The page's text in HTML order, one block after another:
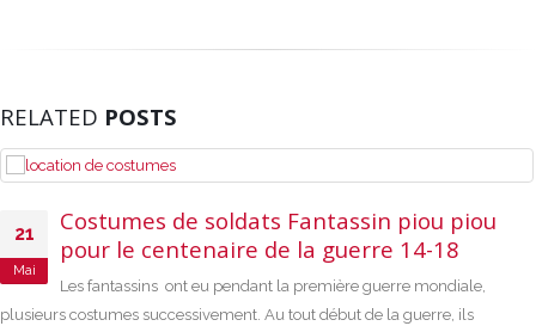
RELATED POSTS
21
Mai
Costumes de soldats Fantassin piou piou
pour le centenaire de la guerre 14-18
Les fantassins ont eu pendant la première guerre mondiale,
plusieurs costumes successivement. Au tout début de la guerre, ils